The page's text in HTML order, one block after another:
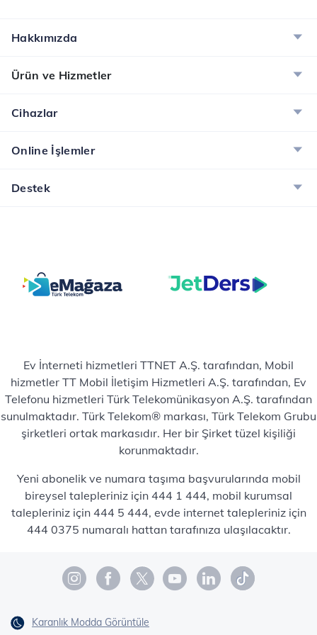
Prime Ayrıcalıkları
Hakkımızda
Ürün ve Hizmetler
Cihazlar
Online İşlemler
Destek
Ev İnterneti hizmetleri TTNET A.Ş. tarafından, Mobil
hizmetler TT Mobil İletişim Hizmetleri A.Ş. tarafından, Ev
Telefonu hizmetleri Türk Telekomünikasyon A.Ş. tarafından
sunulmaktadır. Türk Telekom® markası, Türk Telekom Grubu
şirketleri ortak markasıdır. Her bir Şirket tüzel kişiliği
korunmaktadır.
Yeni abonelik ve numara taşıma başvurularında mobil
bireysel talepleriniz için 444 1 444, mobil kurumsal
talepleriniz için 444 5 444, evde internet talepleriniz için
444 0375 numaralı hattan tarafınıza ulaşılacaktır.
Karanlık Modda Görüntüle